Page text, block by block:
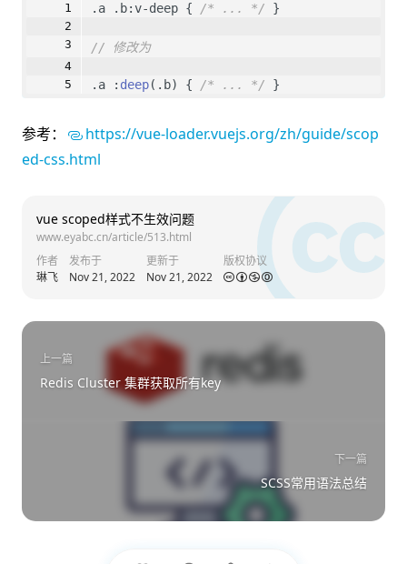
.a .b:v-deep {
/* ... */ }
// 修改为
.a : deep(.b) { /* ... */ }
参考：
https://vue-loader.vuejs.org/zh/guide/scop
ed-css.html
vue scoped样式不生效问题
www.eyabc.cn/article/513.html
作者
琳飞
发布于
Nov 21, 2022
更新于
Nov 21, 2022
版权协议
上一篇
Redis Cluster 集群获取所有key
下一篇
SCSS常用语法总结